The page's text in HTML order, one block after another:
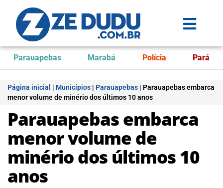
Parauapebas Marabá Polícia Pará
Página inicial | Municípios | Parauapebas | Parauapebas embarca
menor volume de minério dos últimos 10 anos
Parauapebas embarca
menor volume de
minério dos últimos 10
anos